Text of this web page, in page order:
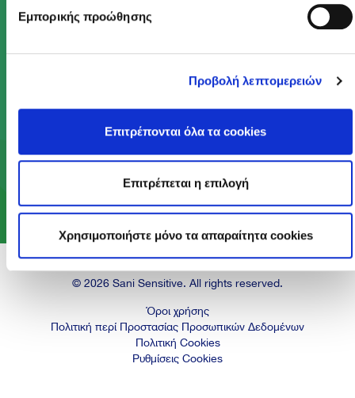
Εμπορικής προώθησης
Προβολή λεπτομερειών
Επιτρέπονται όλα τα cookies
Επιτρέπεται η επιλογή
Χρησιμοποιήστε μόνο τα απαραίτητα cookies
Με το Πρόγραμμα Act Green, κάνουμε πράξη το
του DNA μας, ώστε να προσφέρουμε ένα
καλύτερο μέλλον στις επόμενες γενιές.
Μάθε περισσότερα
© 2026 Sani Sensitive. All rights reserved.
Όροι χρήσης
Πολιτική περί Προστασίας Προσωπικών Δεδομένων
Πολιτική Cookies
Ρυθμίσεις Cookies